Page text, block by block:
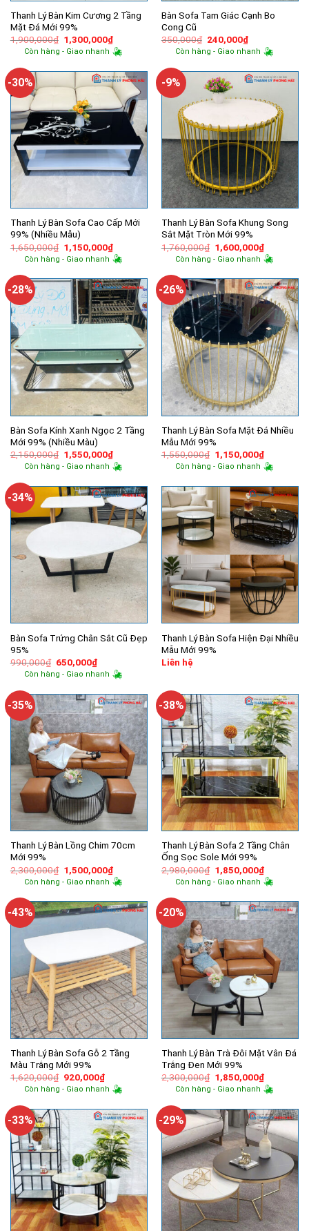
Thanh Lý Bàn Kim Cương 2 Tầng
Mặt Đá Mới 99%
1,900,000₫ Giá
gốc
là:
1,300,000₫Giá
hiện
tại
1,300,000₫.
Còn hàng - Giao nhanh
Bàn Sofa Tam Giác Cạnh Bo
Cong Cũ
350,000₫ Giá
gốc
là:
240,000₫Giá
hiện
tại
240,000₫.
Còn hàng - Giao nhanh
-30%
Thanh Lý Bàn Sofa Cao Cấp Mới
99% (Nhiều Mẫu)
1,650,000₫ Giá
gốc
là:
1,150,000₫Giá
hiện
tại
1,150,000₫.
Còn hàng - Giao nhanh
-9%
Thanh Lý Bàn Sofa Khung Song
Sắt Mặt Tròn Mới 99%
1,760,000₫ Giá
gốc
là:
1,600,000₫Giá
hiện
tại
Còn hàng - Giao nhanh
-28%
Bàn Sofa Kính Xanh Ngọc 2 Tầng
Mới 99% (Nhiều Màu)
2,150,000₫ Giá
gốc
là:
1,550,000₫Giá
hiện
tại
1,550,000₫.
Còn hàng - Giao nhanh
-26%
Thanh Lý Bàn Sofa Mặt Đá Nhiều
Mẫu Mới 99%
1,550,000₫ Giá
gốc
là:
1,150,000₫Giá
hiện
tại
Còn hàng - Giao nhanh
-34%
Bàn Sofa Trứng Chân Sắt Cũ Đẹp
95%
990,000₫ Giá
gốc
là:
650,000₫Giá
hiện
tại
650,000₫.
Còn hàng - Giao nhanh
Thanh Lý Bàn Sofa Hiện Đại Nhiều
Mẫu Mới 99%
Liên hệ
-35%
Thanh Lý Bàn Lồng Chim 70cm
Mới 99%
2,300,000₫ Giá
gốc
là:
1,500,000₫Giá
hiện
tại
1,500,000₫.
Còn hàng - Giao nhanh
-38%
Thanh Lý Bàn Sofa 2 Tầng Chân
Ống Sọc Sole Mới 99%
2,980,000₫ Giá
gốc
là:
1,850,000₫Giá
hiện
tại
Còn hàng - Giao nhanh
-43%
Thanh Lý Bàn Sofa Gỗ 2 Tầng
Màu Trắng Mới 99%
1,620,000₫ Giá
gốc
là:
920,000₫Giá
hiện
tại
920,000₫.
Còn hàng - Giao nhanh
-20%
Thanh Lý Bàn Trà Đôi Mặt Vân Đá
Trắng Đen Mới 99%
2,300,000₫ Giá
gốc
là:
1,850,000₫Giá
hiện
tại
Còn hàng - Giao nhanh
-33% -29%